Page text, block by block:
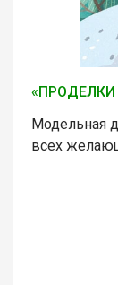
«ПРОДЕЛКИ
Модельная
всех